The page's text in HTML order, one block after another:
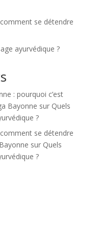
se détendre
ayurvédique ?
: pourquoi c’est
Bayonne sur Quels
?
se détendre
sur Quels
?